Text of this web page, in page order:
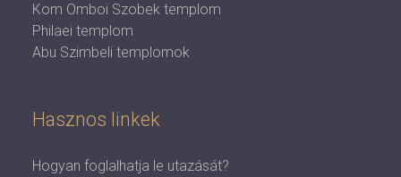
Kom Omboi Szobek templom
Philaei templom
Abu Szimbeli templomok
Hasznos linkek
Hogyan foglalhatja le utazását?